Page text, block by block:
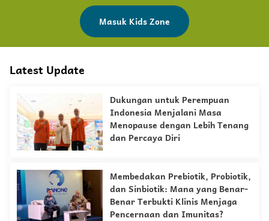
Masuk Kids Zone
Latest Update
Dukungan untuk Perempuan
Indonesia Menjalani Masa
Menopause dengan Lebih Tenang
dan Percaya Diri
Membedakan Prebiotik, Probiotik,
dan Sinbiotik: Mana yang Benar-
Benar Terbukti Klinis Menjaga
Pencernaan dan Imunitas?